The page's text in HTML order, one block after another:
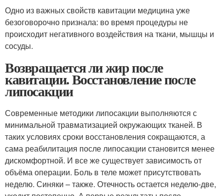
Одно из важных свойств кавитации медицина уже
безоговорочно признала: во время процедуры не
происходит негативного воздействия на ткани, мышцы и
сосуды.
Возвращается ли жир после
кавитации. Восстановление после
липосакции
Современные методики липосакции выполняются с
минимальной травматизацией окружающих тканей. В
таких условиях сроки восстановления сокращаются, а
сама реабилитация после липосакции становится менее
дискомфортной. И все же существует зависимость от
объёма операции. Боль в теле может присутствовать
неделю. Синяки – также. Отечность остается неделю-две,